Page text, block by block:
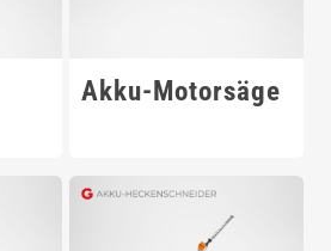
Akku-Motorsäge